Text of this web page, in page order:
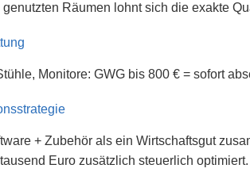
Räumen lohnt sich die exakte
Monitore: GWG bis 800 € = sofort
+ Zubehör als ein Wirtschaftsgut
Euro zusätzlich steuerlich optimiert.